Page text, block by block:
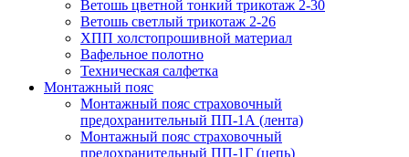
Ветошь цветной тонкий трикотаж 2-30
Ветошь светлый трикотаж 2-26
ХПП холстопрошивной материал
Вафельное полотно
Техническая салфетка
Монтажный пояс
Монтажный пояс страховочный
предохранительный ПП-1А (лента)
Монтажный пояс страховочный
предохранительный ПП-1Г (цепь)